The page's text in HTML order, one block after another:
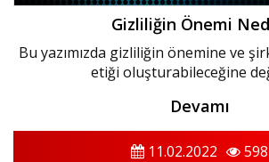
Gizliliğin Önemi
Bu yazımızda gizliliğin önemine ve
etiği oluşturabileceğine
Devamı
11.02.2022 598